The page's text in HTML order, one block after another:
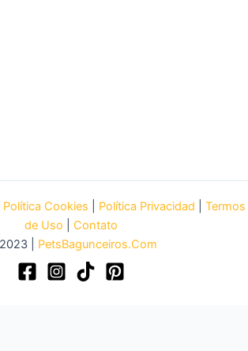
Política Cookies Política Privacidad
Termos
de Uso
Contato
| PetsBagunceiros.Com